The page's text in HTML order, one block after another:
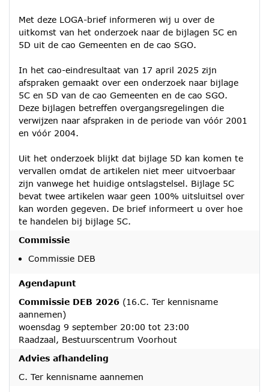
Met deze LOGA-brief informeren wij u over de
uitkomst van het onderzoek naar de bijlagen 5C en
5D uit de cao Gemeenten en de cao SGO.
In het cao-eindresultaat van 17 april 2025 zijn
afspraken gemaakt over een onderzoek naar bijlage
5C en 5D van de cao Gemeenten en de cao SGO.
Deze bijlagen betreffen overgangsregelingen die
verwijzen naar afspraken in de periode van vóór 2001
en vóór 2004.
Uit het onderzoek blijkt dat bijlage 5D kan komen te
vervallen omdat de artikelen niet meer uitvoerbaar
zijn vanwege het huidige ontslagstelsel. Bijlage 5C
bevat twee artikelen waar geen 100% uitsluitsel over
kan worden gegeven. De brief informeert u over hoe
te handelen bij bijlage 5C.
Commissie
Commissie DEB
Agendapunt
Commissie DEB 2026 (16.C. Ter kennisname
aannemen)
woensdag 9 september 20:00 tot 23:00
Raadzaal, Bestuurscentrum Voorhout
Advies afhandeling
C. Ter kennisname aannemen